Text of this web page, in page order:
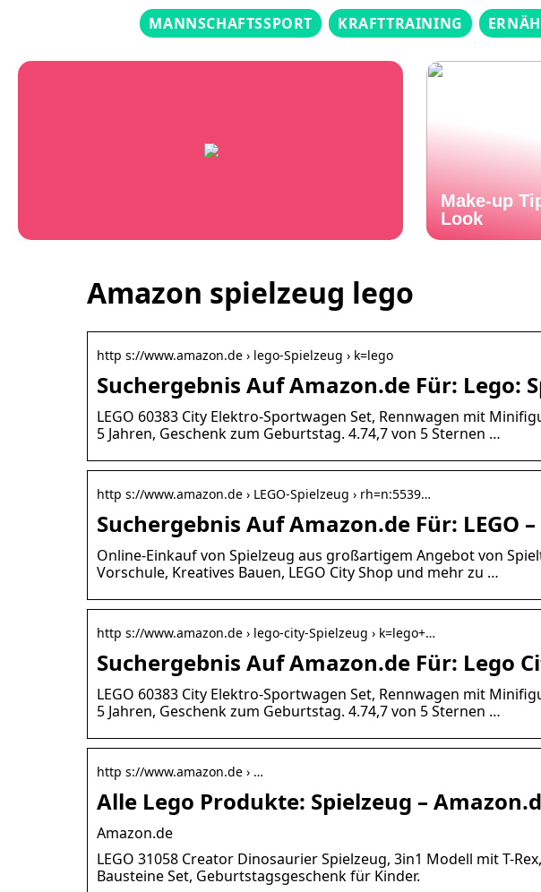
MANNSCHAFTSSPORT KRAFTTRAINING
Make-up
Look
Amazon spielzeug lego
http s://www.amazon.de › lego-Spielzeug › k=lego
Suchergebnis Auf Amazon.de Für: Lego:
LEGO 60383 City Elektro-Sportwagen Set, Rennwagen mit
5 Jahren, Geschenk zum Geburtstag. 4.74,7 von 5 Sternen …
http s://www.amazon.de › LEGO-Spielzeug › rh=n:5539…
Suchergebnis Auf Amazon.de Für: LEGO –
Online-Einkauf von Spielzeug aus großartigem Angebot von
Vorschule, Kreatives Bauen, LEGO City Shop und mehr zu …
http s://www.amazon.de › lego-city-Spielzeug › k=lego+…
Suchergebnis Auf Amazon.de Für: Lego
LEGO 60383 City Elektro-Sportwagen Set, Rennwagen mit
5 Jahren, Geschenk zum Geburtstag. 4.74,7 von 5 Sternen …
http s://www.amazon.de › …
Alle Lego Produkte: Spielzeug –
Amazon.de
LEGO 31058 Creator Dinosaurier Spielzeug, 3in1 Modell mit T-
Bausteine Set, Geburtstagsgeschenk für Kinder.